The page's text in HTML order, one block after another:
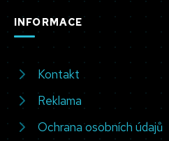
INFORMACE
Kontakt
Reklama
Ochrana osobních údajů